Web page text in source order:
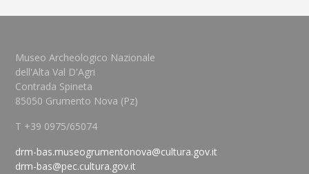
Museo Archeologico Nazionale
dell'Alta Val D'Agri
Contrada Spineta
85050 Grumento Nova (Pz)
T +39 0975/65074
drm-bas.museogrumentonova@cultura.gov.it
drm-bas@pec.cultura.gov.it